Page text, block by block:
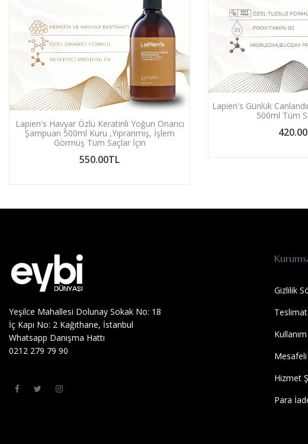
Lapien's Havyar Özlü Keratinli Yoğun Onarıcı
Şampuan 500ml Kuru ,Yıpranmış, İşlem
Görmüş Tüm Saçlar İçin
550.00TL
Lapien's Günlük
500ml Tüm
Yeşilce Mahallesi Dolunay Sokak No: 18
İç Kapı No: 2 Kağıthane, İstanbul
Whatsapp Danışma Hattı
0212 279 79 90
Gizlilik
Mesafeli
Hizmet
Para